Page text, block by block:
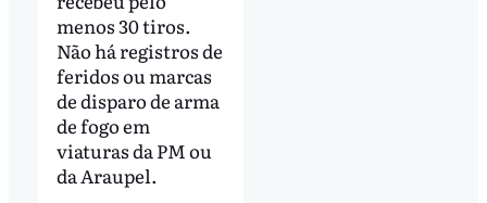
menos 30 tiros.
Não há registros de
feridos ou marcas
de disparo de arma
de fogo em
viaturas da PM ou
da Araupel.